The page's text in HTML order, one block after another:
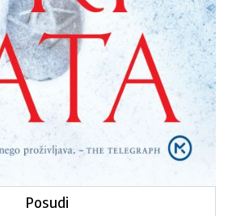
Posudi